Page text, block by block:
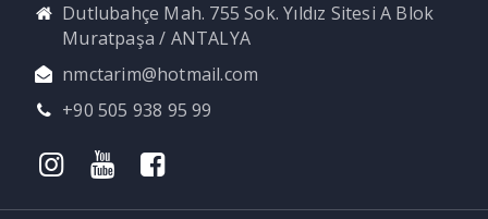
Dutlubahçe Mah. 755 Sok. Yıldız Sitesi A Blok
Muratpaşa / ANTALYA
nmctarim@hotmail.com
+90 505 938 95 99